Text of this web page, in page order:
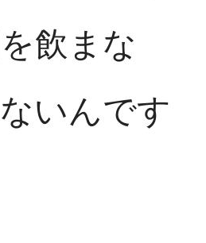
飲まな
いんです